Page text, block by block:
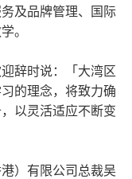
及品牌管理、国际
。
辞时说：「大湾区
的理念，将致力确
以灵活适应不断变
）有限公司总裁吴